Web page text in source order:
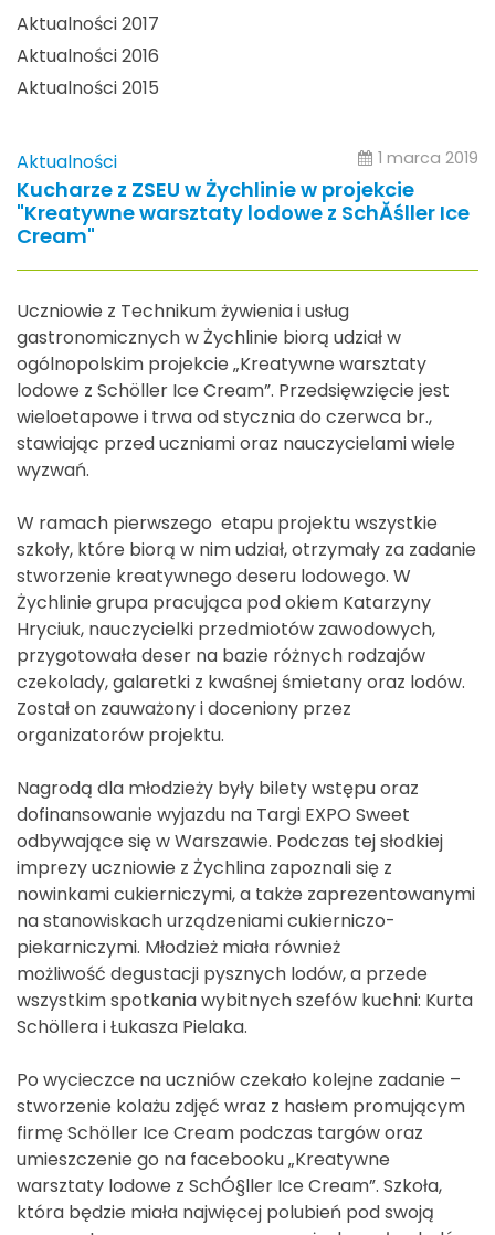
Aktualności 2017
Aktualności 2016
Aktualności 2015
Aktualności 1 marca 2019
Kucharze z ZSEU w Żychlinie w projekcie
"Kreatywne warsztaty lodowe z SchĂśller Ice
Cream"
Uczniowie z Technikum żywienia i usług
gastronomicznych w Żychlinie biorą udział w
ogólnopolskim projekcie „Kreatywne warsztaty
lodowe z Schöller Ice Cream”. Przedsięwzięcie jest
wieloetapowe i trwa od stycznia do czerwca br.,
stawiając przed uczniami oraz nauczycielami wiele
wyzwań.
W ramach pierwszego etapu projektu wszystkie
szkoły, które biorą w nim udział, otrzymały za zadanie
stworzenie kreatywnego deseru lodowego. W
Żychlinie grupa pracująca pod okiem Katarzyny
Hryciuk, nauczycielki przedmiotów zawodowych,
przygotowała deser na bazie różnych rodzajów
czekolady, galaretki z kwaśnej śmietany oraz lodów.
Został on zauważony i doceniony przez
organizatorów projektu.
Nagrodą dla młodzieży były bilety wstępu oraz
dofinansowanie wyjazdu na Targi EXPO Sweet
odbywające się w Warszawie. Podczas tej słodkiej
imprezy uczniowie z Żychlina zapoznali się z
nowinkami cukierniczymi, a także zaprezentowanymi
na stanowiskach urządzeniami cukierniczo-
piekarniczymi. Młodzież miała również
możliwość degustacji pysznych lodów, a przede
wszystkim spotkania wybitnych szefów kuchni: Kurta
Schöllera i Łukasza Pielaka.
Po wycieczce na uczniów czekało kolejne zadanie –
stworzenie kolażu zdjęć wraz z hasłem promującym
firmę Schöller Ice Cream podczas targów oraz
umieszczenie go na facebooku „Kreatywne
warsztaty lodowe z SchÓ§ller Ice Cream”. Szkoła,
która będzie miała najwięcej polubień pod swoją